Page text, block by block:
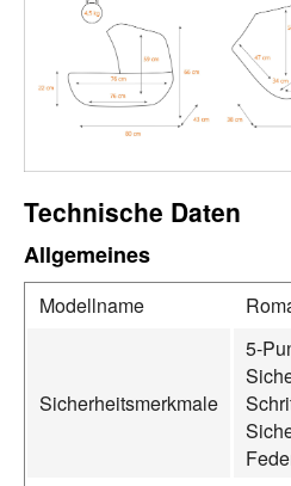
Technische Daten
Allgemeines
Modellname
Sicherheitsmerkmale
5-